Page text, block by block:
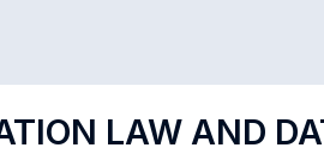
LAW AND